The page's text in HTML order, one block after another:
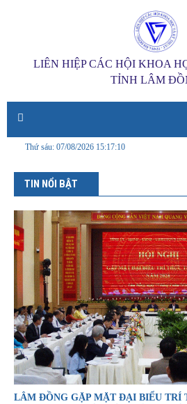
LIÊN HIỆP CÁC HỘI KHOA
TỈNH LÂM
Thứ sáu: 07/08/2026 15:17:11
TIN NỔI BẬT
LÂM ĐỒNG GẶP MẶT ĐẠI BIỂU TRÍ